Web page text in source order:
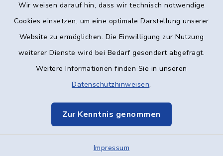
Wir weisen darauf hin, dass wir technisch notwendige
Cookies einsetzen, um eine optimale Darstellung unserer
Website zu ermöglichen. Die Einwilligung zur Nutzung
weiterer Dienste wird bei Bedarf gesondert abgefragt.
Weitere Informationen finden Sie in unseren
Datenschutzhinweisen.
Zur Kenntnis genommen
Impressum
Kontakt
Datenschutz
Elektronische Kommunikation
Sitemap